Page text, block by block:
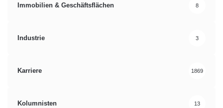
Immobilien & Geschäftsflächen 8
Industrie 3
Karriere 1869
Kolumnisten 13